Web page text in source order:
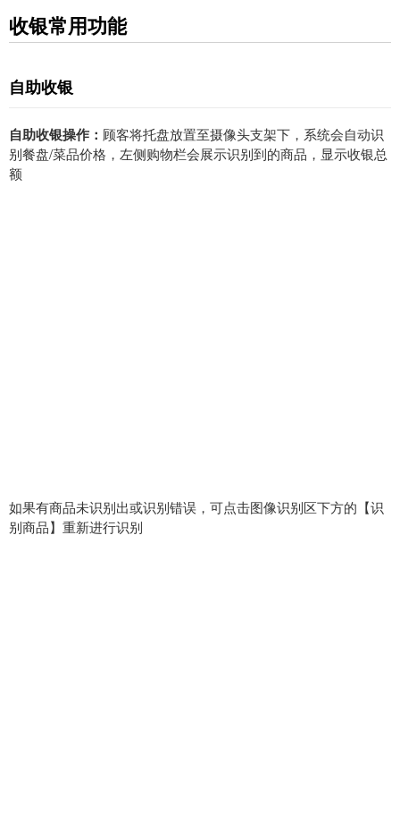
收银常用功能
自助收银
自助收银操作： 顾客将托盘放置至摄像头支架下，系统会自动识
别餐盘/菜品价格，左侧购物栏会展示识别到的商品，显示收银总
额
如果有商品未识别出或识别错误，可点击图像识别区下方的【识
别商品】重新进行识别